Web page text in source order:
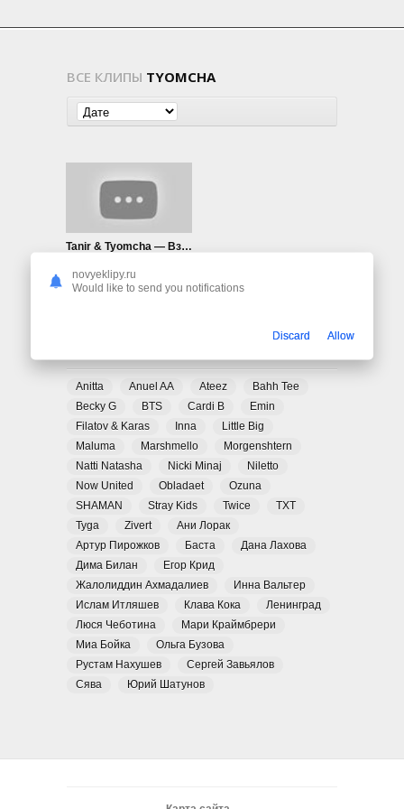
ВСЕ КЛИПЫ TYOMCHA
Tanir & Tyomcha — Взорву
Anitta Anuel AA Ateez
Bahh Tee
Becky G
BTS Cardi B
Emin
Filatov & Karas
Inna
Little Big
Maluma
Marshmello
Morgenshtern
Natti Natasha
Nicki Minaj
Niletto
Now United
Obladaet
Ozuna
SHAMAN
Stray Kids Twice
TXT
Tyga
Zivert
Ани Лорак
Артур Пирожков
Баста
Дана Лахова
Дима Билан
Егор Крид
Жалолиддин Ахмадалиев
Инна Вальтер
Ислам Итляшев
Клава Кока
Ленинград
Люся Чеботина
Мари Краймбрери
Миа Бойка
Ольга Бузова
Рустам Нахушев
Сергей Завьялов
Сява
Юрий Шатунов
novyeklipy.ru
Would like to send you notifications
Discard Allow